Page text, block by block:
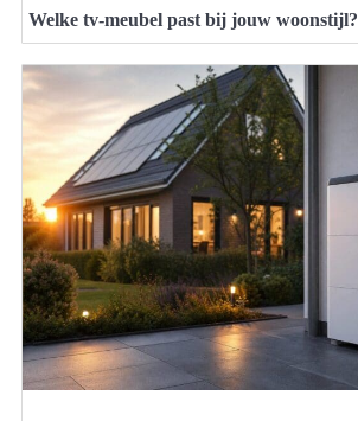
Welke tv-meubel past bij jouw woonstijl?